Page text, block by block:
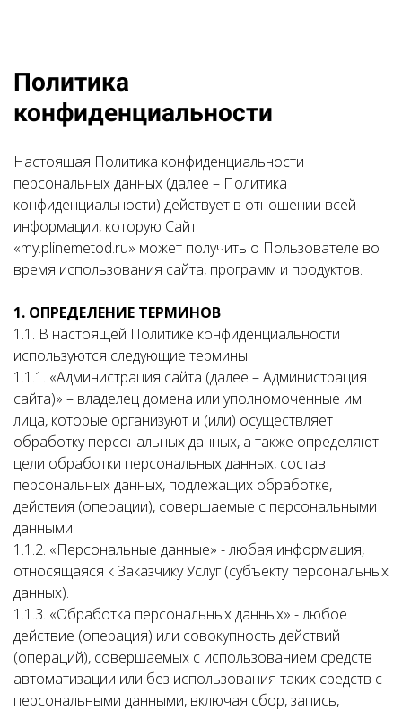
Политика
конфиденциальности
Настоящая Политика конфиденциальности
персональных данных (далее – Политика
конфиденциальности) действует в отношении всей
информации, которую Сайт
«my.plinemetod.ru» может получить о Пользователе во
время использования сайта, программ и продуктов.
1. ОПРЕДЕЛЕНИЕ ТЕРМИНОВ
1.1. В настоящей Политике конфиденциальности
используются следующие термины:
1.1.1. «Администрация сайта (далее – Администрация
сайта)» – владелец домена или уполномоченные им
лица, которые организуют и (или) осуществляет
обработку персональных данных, а также определяют
цели обработки персональных данных, состав
персональных данных, подлежащих обработке,
действия (операции), совершаемые с персональными
данными.
1.1.2. «Персональные данные» - любая информация,
относящаяся к Заказчику Услуг (субъекту персональных
данных).
1.1.3. «Обработка персональных данных» - любое
действие (операция) или совокупность действий
(операций), совершаемых с использованием средств
автоматизации или без использования таких средств с
персональными данными, включая сбор, запись,